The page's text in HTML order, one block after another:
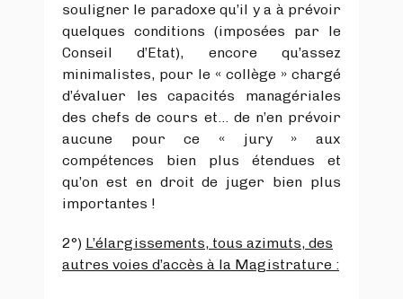
souligner le paradoxe qu’il y a à prévoir
quelques conditions (imposées par le
Conseil d’Etat), encore qu’assez
minimalistes, pour le « collège » chargé
d’évaluer les capacités managériales
des chefs de cours et… de n’en prévoir
aucune pour ce « jury » aux
compétences bien plus étendues et
qu’on est en droit de juger bien plus
importantes !
2°) L’élargissements, tous azimuts, des
autres voies d’accès à la Magistrature :